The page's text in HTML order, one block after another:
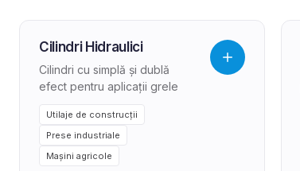
Cilindri Hidraulici
Cilindri cu simplă și dublă
efect pentru aplicații grele
Utilaje de construcții
Prese industriale
Mașini agricole